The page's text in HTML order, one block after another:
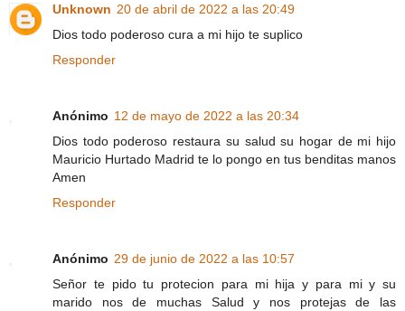
Unknown 20 de abril de 2022 a las 20:49
Dios todo poderoso cura a mi hijo te suplico
Responder
Anónimo 12 de mayo de 2022 a las 20:34
Dios todo poderoso restaura su salud su hogar de mi hijo
Mauricio Hurtado Madrid te lo pongo en tus benditas manos
Amen
Responder
Anónimo 29 de junio de 2022 a las 10:57
Señor te pido tu protecion para mi hija y para mi y su
marido nos de muchas Salud y nos protejas de las